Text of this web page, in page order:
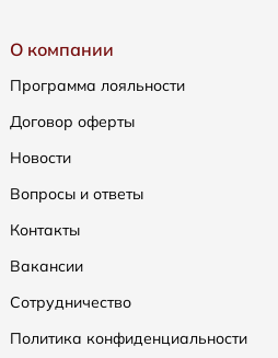
О компании
Программа лояльности
Договор оферты
Новости
Вопросы и ответы
Контакты
Вакансии
Сотрудничество
Политика конфиденциальности